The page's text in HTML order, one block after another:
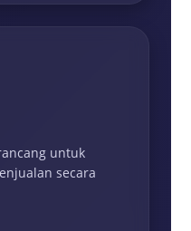
untuk
secara